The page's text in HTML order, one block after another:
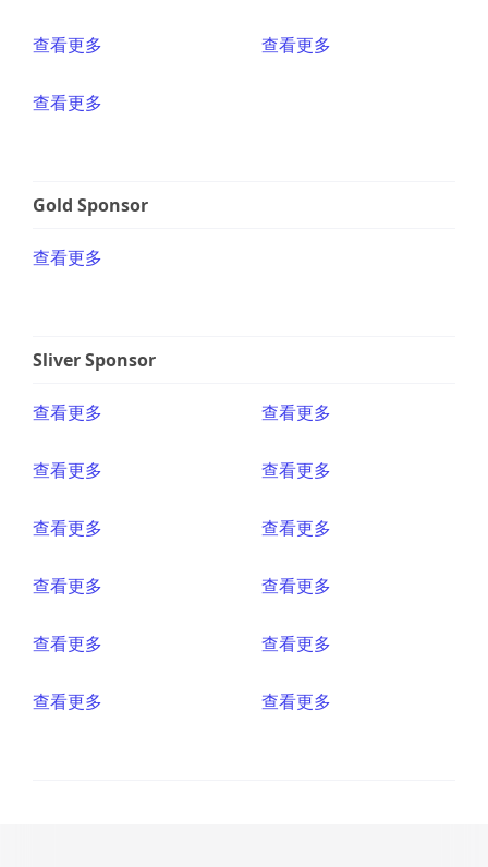
查看更多 查看更多
查看更多
Gold Sponsor
查看更多
Sliver Sponsor
查看更多 查看更多
查看更多 查看更多
查看更多 查看更多
查看更多 查看更多
查看更多 查看更多
查看更多 查看更多